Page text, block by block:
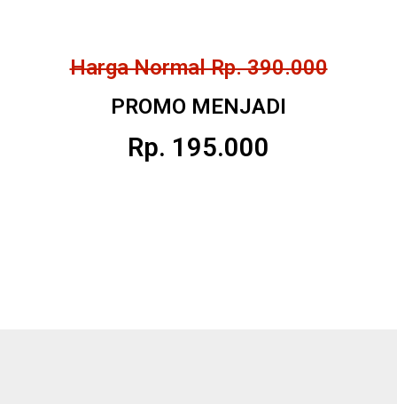
Harga Normal Rp. 390.000
PROMO MENJADI
Rp. 195.000